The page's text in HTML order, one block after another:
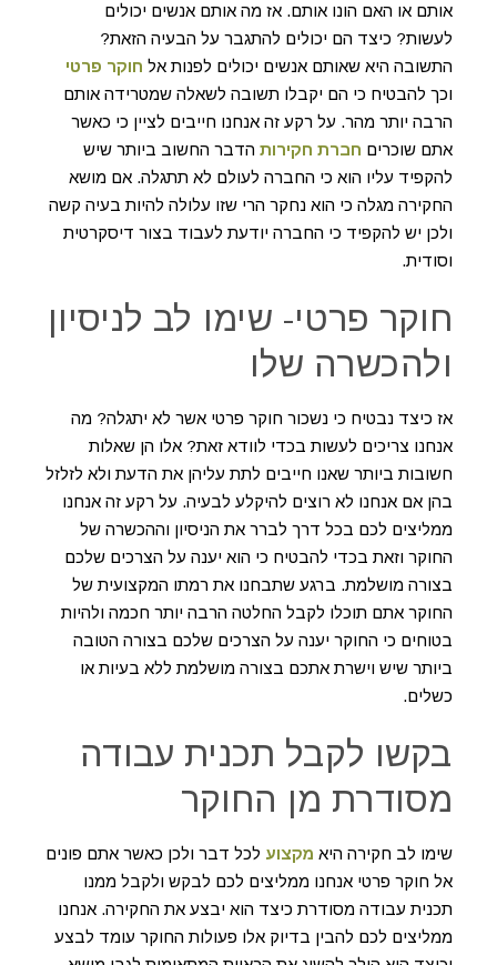
אותם או האם הונו אותם. אז מה אותם אנשים יכולים
לעשות? כיצד הם יכולים להתגבר על הבעיה הזאת?
התשובה היא שאותם אנשים יכולים לפנות אל חוקר פרטי
וכך להבטיח כי הם יקבלו תשובה לשאלה שמטרידה אותם
הרבה יותר מהר. על רקע זה אנחנו חייבים לציין כי כאשר
אתם שוכרים חברת חקירות הדבר החשוב ביותר שיש
להקפיד עליו הוא כי החברה לעולם לא תתגלה. אם מושא
החקירה מגלה כי הוא נחקר הרי שזו עלולה להיות בעיה קשה
ולכן יש להקפיד כי החברה יודעת לעבוד בצור דיסקרטית
וסודית.
חוקר פרטי- שימו לב לניסיון
ולהכשרה שלו
אז כיצד נבטיח כי נשכור חוקר פרטי אשר לא יתגלה? מה
אנחנו צריכים לעשות בכדי לוודא זאת? אלו הן שאלות
חשובות ביותר שאנו חייבים לתת עליהן את הדעת ולא לזלזל
בהן אם אנחנו לא רוצים להיקלע לבעיה. על רקע זה אנחנו
ממליצים לכם בכל דרך לברר את הניסיון וההכשרה של
החוקר וזאת בכדי להבטיח כי הוא יענה על הצרכים שלכם
בצורה מושלמת. ברגע שתבחנו את רמתו המקצועית של
החוקר אתם תוכלו לקבל החלטה הרבה יותר חכמה ולהיות
בטוחים כי החוקר יענה על הצרכים שלכם בצורה הטובה
ביותר שיש וישרת אתכם בצורה מושלמת ללא בעיות או
כשלים.
בקשו לקבל תכנית עבודה
מסודרת מן החוקר
שימו לב חקירה היא מקצוע לכל דבר ולכן כאשר אתם פונים
אל חוקר פרטי אנחנו ממליצים לכם לבקש ולקבל ממנו
תכנית עבודה מסודרת כיצד הוא יבצע את החקירה. אנחנו
ממליצים לכם להבין בדיוק אלו פעולות החוקר עומד לבצע